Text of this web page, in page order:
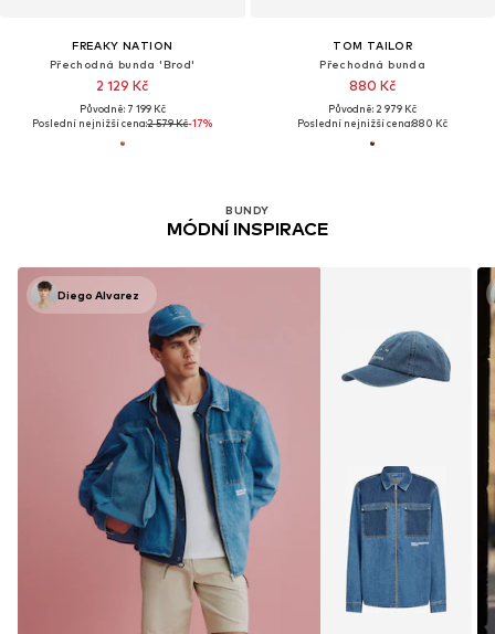
FREAKY NATION
Přechodná bunda 'Brod'
2 129 Kč
Původně: 7 199 Kč
Poslední nejnižší cena:2 579 Kč-17%
TOM TAILOR
Přechodná bunda
880 Kč
Původně: 2 979 Kč
Poslední nejnižší cena:880 Kč
BUNDY
MÓDNÍ INSPIRACE
Diego Alvarez